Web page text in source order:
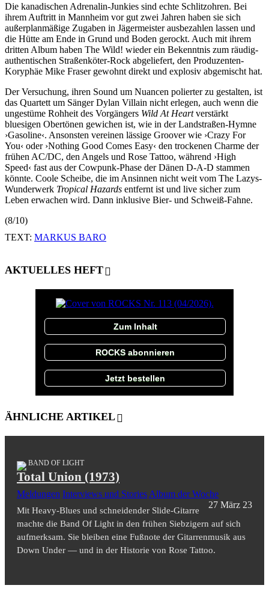
Die kanadischen Adrenalin-Junkies sind echte Schlitzohren. Bei
ihrem Auftritt in Mannheim vor gut zwei Jahren haben sie sich
außerplanmäßige Zugaben in Jägermeister ausbezahlen lassen und
die Hütte am Ende in Grund und Boden gerockt. Auch mit ihrem
dritten Album haben The Wild! wieder ein Bekenntnis zum räudig-
authentischen Straßenköter-Rock abgeliefert, den Produzenten-
Koryphäe Mike Fraser gewohnt direkt und explosiv abgemischt hat.
Der Versuchung, ihren Sound um Nuancen polierter zu gestalten, ist
das Quartett um Sänger Dylan Villain nicht erlegen, auch wenn die
ungestüme Rohheit des Vorgängers Wild At Heartverstärkt
bluesigen Obertönen gewichen ist, wie in der Landstraßen-Hymne
›Gasoline‹. Ansonsten vereinen lässige Groover wie ›Crazy For
You‹ oder ›Nothing Good Comes Easy‹ den trockenen Charme der
frühen AC/DC, den Angels und Rose Tattoo, während ›High
Speed‹ fast aus der Cowpunk-Phase der Dänen D-A-D stammen
könnte. Coole Scheibe, die im Ansinnen nicht weit vom The Lazys-
Wunderwerk Tropical Hazards entfernt ist und live sicher zum
Leben erwachen wird. Dann inklusive Bier- und Schweiß-Fahne.
(8/10)
TEXT: MARKUS BARO
AKTUELLES HEFT
Zum Inhalt
ROCKS abonnieren
Jetzt bestellen
ÄHNLICHE ARTIKEL
BAND OF LIGHT
Total Union (1973)
Meldungen Interviews und Stories Album der Woche
27 März 23
Mit Heavy-Blues und schneidender Slide-Gitarre
machte die Band Of Light in den frühen Siebzigern auf sich
aufmerksam. Sie bleiben eine Fußnote der Gitarrenmusik aus
Down Under — und in der Historie von Rose Tattoo.